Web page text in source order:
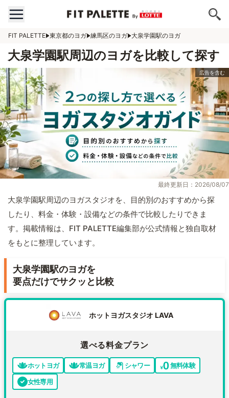
FIT PALETTE 東京都のヨガ 練馬区のヨガ 大泉学園駅のヨガ
大泉学園駅周辺のヨガを比較して探す
最終更新日：2026/08/07
大泉学園駅周辺のヨガスタジオを、目的別のおすすめから探
したり、料金・体験・設備などの条件で比較したりできま
す。掲載情報は、FIT PALETTE編集部が公式情報と独自取材
をもとに整理しています。
大泉学園駅のヨガを
要点だけでサクッと比較
ホットヨガスタジオ LAVA
選べる料金プラン
ホットヨガ 常温ヨガ シャワー
無料体験
女性専用